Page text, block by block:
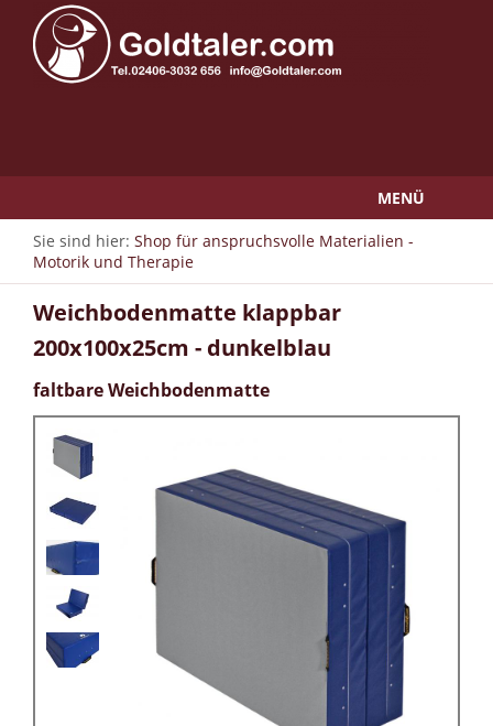
MENÜ
Sie sind hier: Shop für anspruchsvolle Materialien -
Motorik und Therapie
Weichbodenmatte klappbar
200x100x25cm - dunkelblau
faltbare Weichbodenmatte